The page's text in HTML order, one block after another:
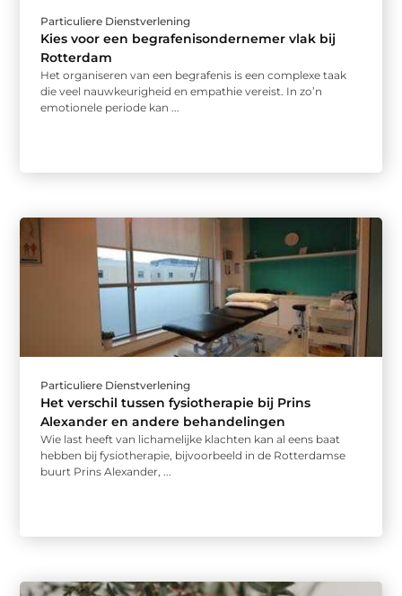
Particuliere Dienstverlening
Kies voor een begrafenisondernemer vlak bij
Rotterdam
Het organiseren van een begrafenis is een complexe taak
die veel nauwkeurigheid en empathie vereist. In zo’n
emotionele periode kan ...
Particuliere Dienstverlening
Het verschil tussen fysiotherapie bij Prins
Alexander en andere behandelingen
Wie last heeft van lichamelijke klachten kan al eens baat
hebben bij fysiotherapie, bijvoorbeeld in de Rotterdamse
buurt Prins Alexander, ...